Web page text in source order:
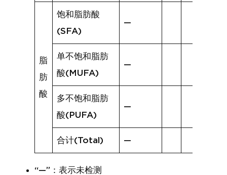
脂
肪
酸
饱和脂肪酸
(SFA)
—
单不饱和脂肪
酸(MUFA)
—
多不饱和脂肪
酸(PUFA)
—
合计(Total) —
“—”：表示未检测